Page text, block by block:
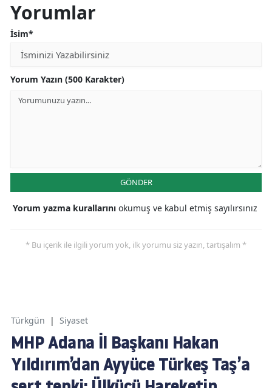
Yorumlar
İsim*
Yorum Yazın (500 Karakter)
GÖNDER
Yorum yazma kurallarını okumuş ve kabul etmiş sayılırsınız
* Bu içerik ile ilgili yorum yok, ilk yorumu siz yazın, tartışalım *
Türkgün | Siyaset
MHP Adana İl Başkanı Hakan
Yıldırım’dan Ayyüce Türkeş Taş’a